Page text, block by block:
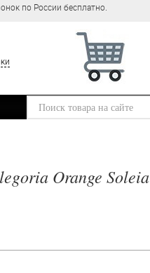
бесплатно.
Orange Soleia